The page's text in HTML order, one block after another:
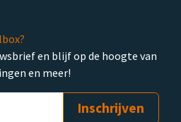
en blijf op de hoogte van
en meer!
Inschrijven